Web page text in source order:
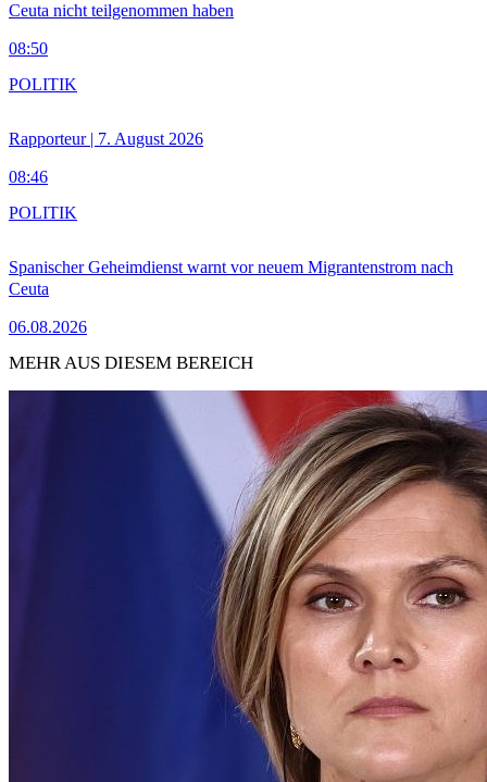
Ceuta nicht teilgenommen haben
08:50
Rapporteur | 7. August 2026
08:46
POLITIK
Spanischer Geheimdienst warnt vor neuem Migrantenstrom nach
Ceuta
06.08.2026
POLITIK
MEHR AUS DIESEM BEREICH